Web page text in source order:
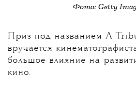
Фото: Getty
Приз под названием A
вручается
большое влияние на
кино.